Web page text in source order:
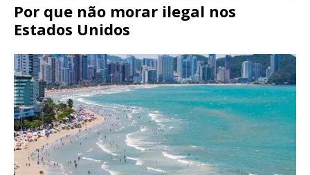
Por que não morar ilegal nos
Estados Unidos